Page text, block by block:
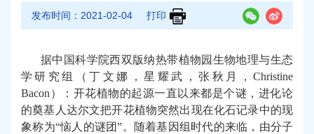
发布时间： 2021-02-04 打印
据中国科学院西双版纳热带植物园生物地理与生态
学研究组（丁文娜，星耀武，张秋月， Christine
Bacon ）：开花植物的起源一直以来都是个谜，进化论
的奠基人达尔文把开花植物突然出现在化石记录中的现
象称为“恼人的谜团”。随着基因组时代的来临，由分子